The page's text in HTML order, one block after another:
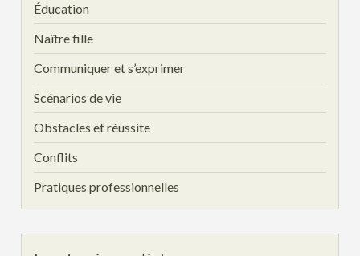
Éducation
Naître fille
Communiquer et s’exprimer
Scénarios de vie
Obstacles et réussite
Conflits
Pratiques professionnelles